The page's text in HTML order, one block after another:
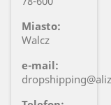
Miasto:
Walcz
e-mail: